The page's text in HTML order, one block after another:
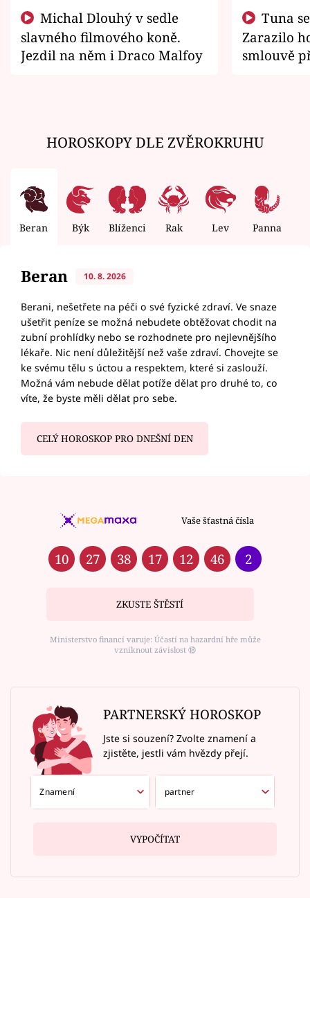
slavného filmového koně.
Jezdil na něm i Draco Malfoy
Zarazilo
smlouvě
HOROSKOPY DLE ZVĚROKRUHU
Beran Býk Blíženci Rak Lev Panna
Beran 10. 8. 2026
Berani, nešetřete na péči o své fyzické zdraví. Ve snaze
ušetřit peníze se možná nebudete obtěžovat chodit na
zubní prohlídky nebo se rozhodnete pro nejlevnějšího
lékaře. Nic není důležitější než vaše zdraví. Chovejte se
ke svému tělu s úctou a respektem, které si zaslouží.
Možná vám nebude dělat potíže dělat pro druhé to, co
víte, že byste měli dělat pro sebe.
CELÝ HOROSKOP PRO DNEŠNÍ DEN
Vaše šťastná čísla
10 27 38 17 12 46 2
ZKUSTE ŠTĚSTÍ
Ministerstvo financí varuje: Účastí na hazardní hře může
vzniknout závislost ⑱
PARTNERSKÝ HOROSKOP
Jste si souzení? Zvolte znamení a
zjistěte, jestli vám hvězdy přejí.
VYPOČÍTAT